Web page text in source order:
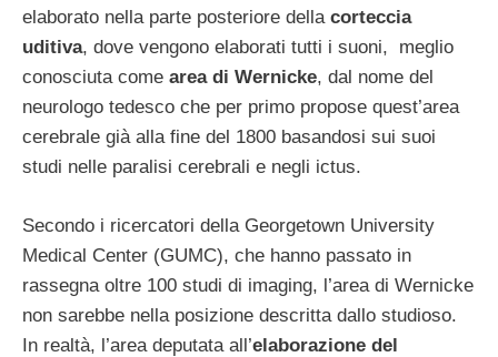
elaborato nella parte posteriore della corteccia
uditiva, dove vengono elaborati tutti i suoni, meglio
conosciuta come area di Wernicke, dal nome del
neurologo tedesco che per primo propose quest’area
cerebrale già alla fine del 1800 basandosi sui suoi
studi nelle paralisi cerebrali e negli ictus.
Secondo i ricercatori della Georgetown University
Medical Center (GUMC), che hanno passato in
rassegna oltre 100 studi di imaging, l’area di Wernicke
non sarebbe nella posizione descritta dallo studioso.
In realtà, l’area deputata all’elaborazione del